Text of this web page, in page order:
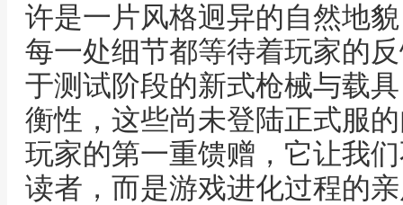
许是一片风格迥异的自然地
每一处细节都等待着玩家的
于测试阶段的新式枪械与载
衡性，这些尚未登陆正式服
玩家的第一重馈赠，它让我
读者，而是游戏进化过程的